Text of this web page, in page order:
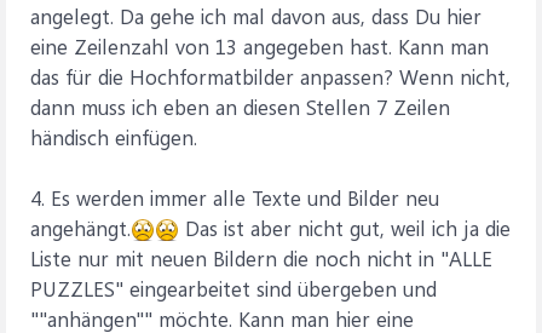
angelegt. Da gehe ich mal davon aus, dass Du hier
eine Zeilenzahl von 13 angegeben hast. Kann man
das für die Hochformatbilder anpassen? Wenn nicht,
dann muss ich eben an diesen Stellen 7 Zeilen
händisch einfügen.
4. Es werden immer alle Texte und Bilder neu
angehängt.
Das ist aber nicht gut, weil ich ja die
Liste nur mit neuen Bildern die noch nicht in "ALLE
PUZZLES" eingearbeitet sind übergeben und
""anhängen"" möchte. Kann man hier eine